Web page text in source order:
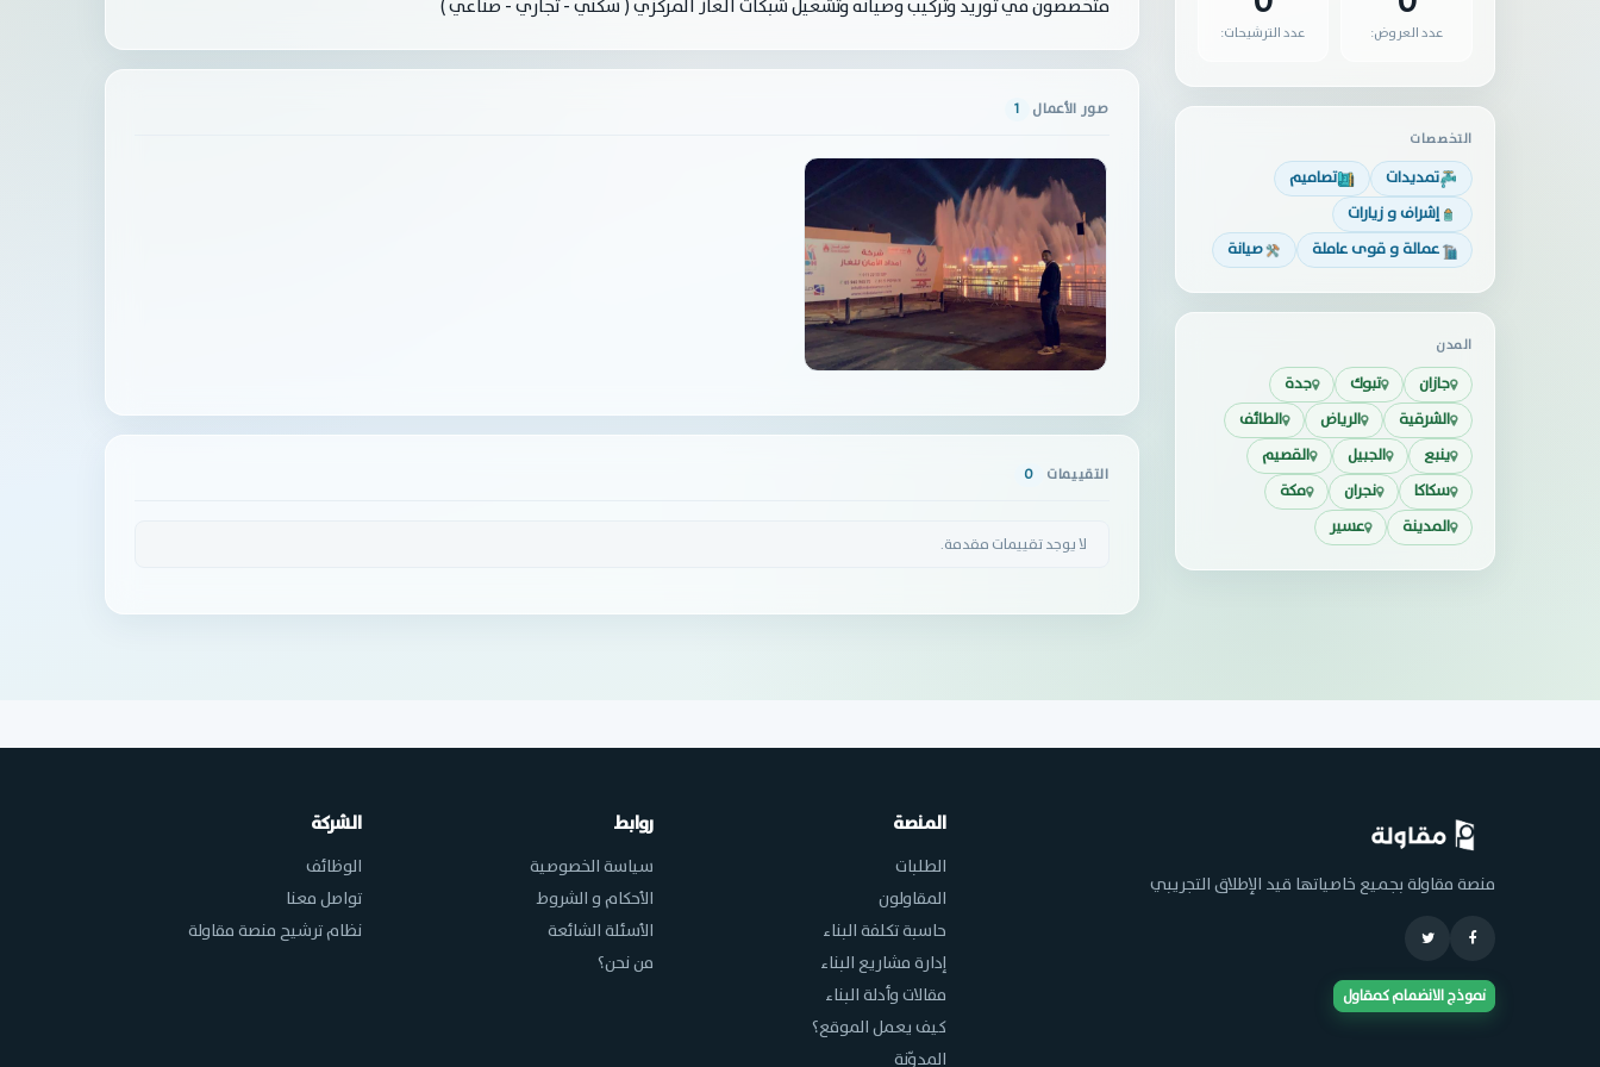
عدد العروض: عدد الترشيحات:
التخصصات
تمديدات
تصاميم
إشراف و زيارات
عمالة و قوى عاملة
صيانة
المدن
جازان تبوك
جدة
الشرقية
الرياض
الطائف
ينبع
الجبيل
القصيم
سكاكا
نجران
مكة
المدينة
عسير
متخصصون في توريد وتركيب وصيانه وتشغيل شبكات الغاز المركزي ( سكني - تجاري - صناعي )
صور الأعمال 1
التقييمات 0
لا يوجد تقييمات مقدمة.
منصة مقاولة بجميع خاصياتها قيد الإطلاق التجريبي
نموذج الانضمام كمقاول
المنصة
الطلبات
المقاولون
حاسبة تكلفة البناء
إدارة مشاريع البناء
مقالات وأدلة البناء
كيف يعمل الموقع؟
المدوّنة
روابط
سياسة الخصوصية
الأحكام و الشروط
الأسئلة الشائعة
من نحن؟
الشركة
الوظائف
تواصل معنا
نظام ترشيح منصة مقاولة